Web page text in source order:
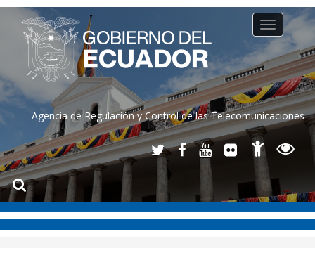
Agencia de Regulación y Control de las Telecomunicaciones
Toggle
navigation